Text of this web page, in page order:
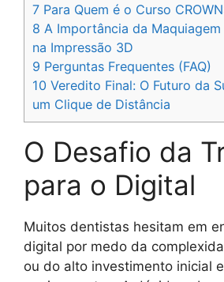
7 Para Quem é o Curso
8 A Importância da
na Impressão 3D
9 Perguntas Frequentes (FAQ)
10 Veredito Final: O Futuro da
um Clique de Distância
O Desafio da
para o Digital
Muitos dentistas hesitam em
digital por medo da
ou do alto investimento inicial